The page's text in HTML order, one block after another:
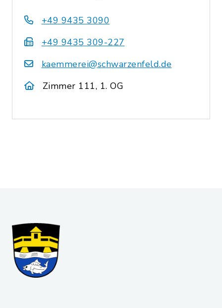
+49 9435 3090
+49 9435 309-227
kaemmerei@schwarzenfeld.de
Zimmer 111, 1. OG